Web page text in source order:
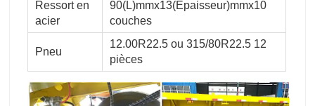
Ressort en
acier
90(L)mmx13(Epaisseur)mmx10
couches
Pneu
12.00R22.5 ou 315/80R22.5 12
pièces